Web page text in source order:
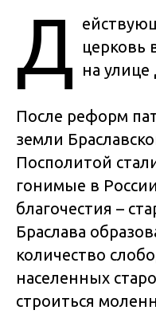
Д
церковь
на
После реформ
земли
Посполитой
гонимые в
благочестия –
Браслава
количество
населенных
строиться